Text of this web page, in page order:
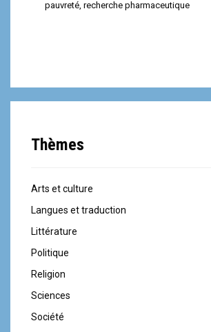
pauvreté, recherche pharmaceutique
Thèmes
Arts et culture
Langues et traduction
Littérature
Politique
Religion
Sciences
Société